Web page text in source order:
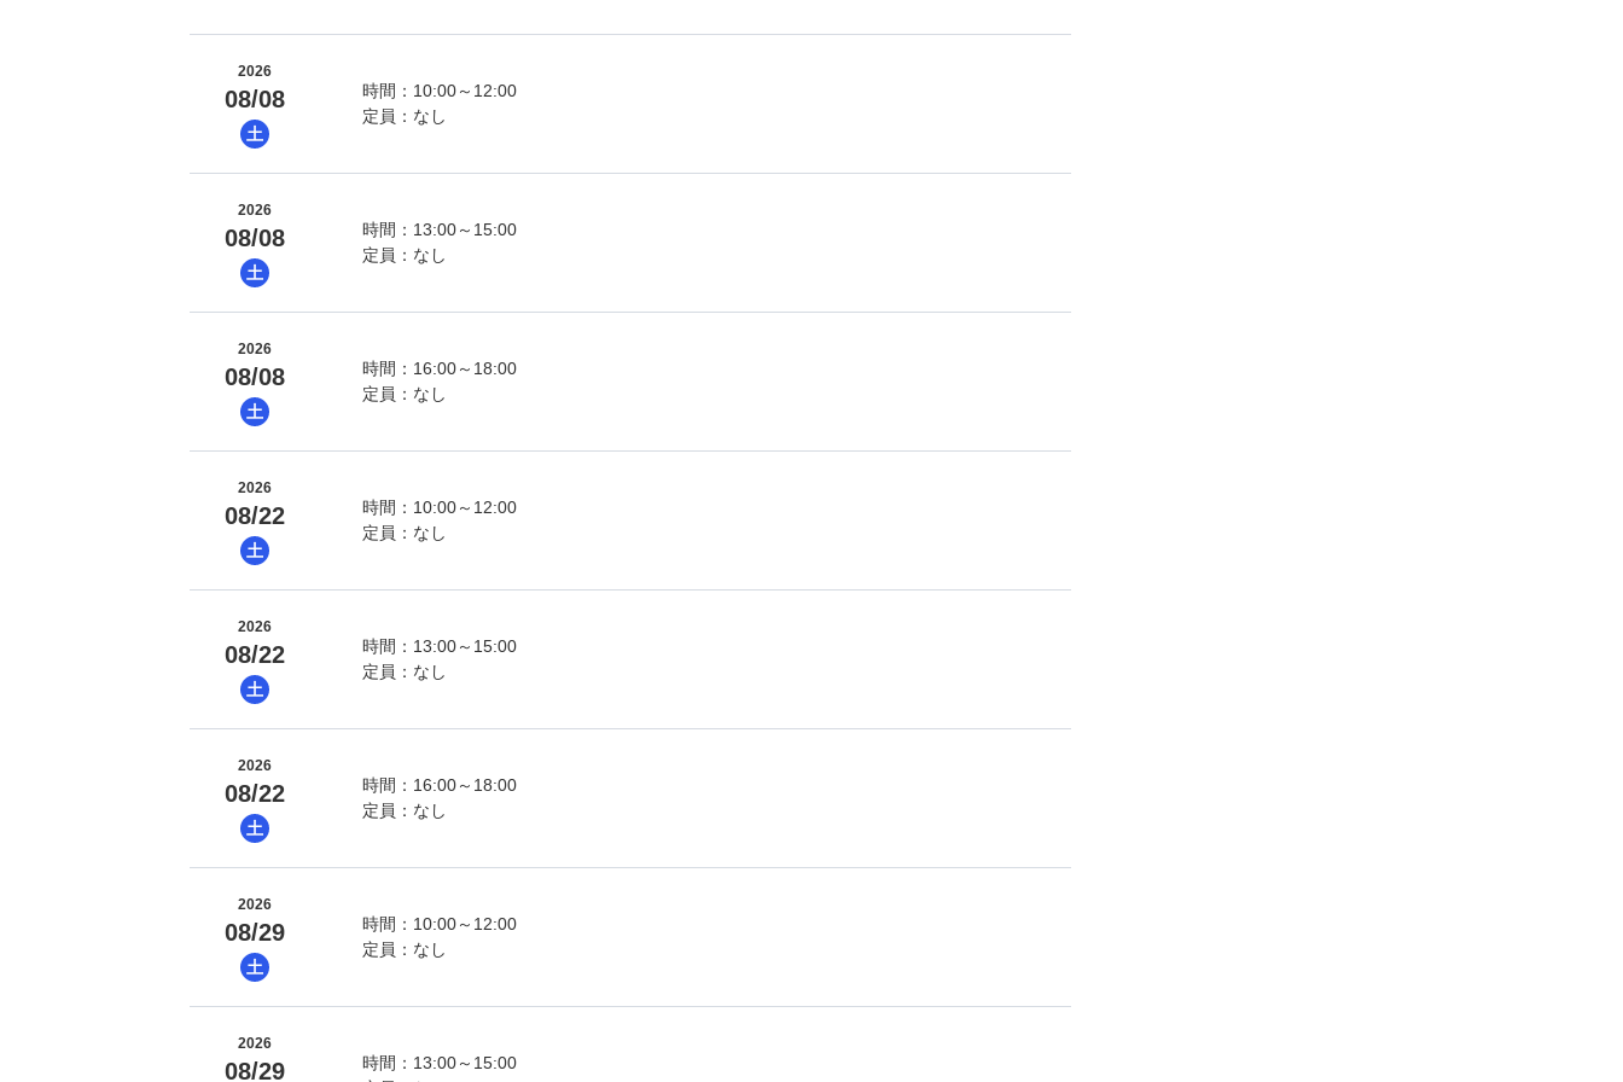
2026
08/08
土
時間：10:00～12:00
定員：なし
2026
08/08
土
時間：13:00～15:00
定員：なし
2026
08/08
土
時間：16:00～18:00
定員：なし
2026
08/22
土
時間：10:00～12:00
定員：なし
2026
08/22
土
時間：13:00～15:00
定員：なし
2026
08/22
土
時間：16:00～18:00
定員：なし
2026
08/29
土
時間：10:00～12:00
定員：なし
2026
08/29
時間：13:00～15:00